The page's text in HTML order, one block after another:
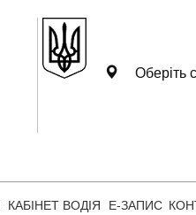
Оберіть
КАБІНЕТ ВОДІЯ Е-ЗАПИС